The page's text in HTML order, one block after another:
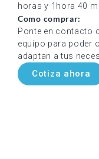
horas y 1hora 40
Como comprar:
Ponte en contacto
equipo para poder
adaptan a tus
Cotiza ahora